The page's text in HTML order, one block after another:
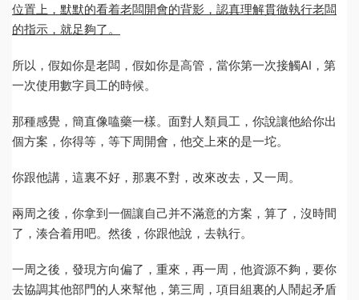
位置上，默默的看着老闆開會的背影，認真理解貫徹執行老闆
的指示，就足夠了。
所以，假如你是老闆，假如你是高管，當你第一次接觸AI，第
一次使用數字員工的時候。
那種感覺，簡直像嗑藥一樣。面對人類員工，你說讓他給你出
個方案，你得等，等下周開會，他交上來的是一坨。
你跟他講，這裏不好，那裏不對，改來改去，又一周。
兩周之後，你拿到一個讓自己并不滿意的方案，算了，沒時間
了，湊合着用吧。然後，你跟他說，去執行。
一周之後，發現方向偏了，重來，再一周，他資源不夠，要你
去協調其他部門的人來幫他，第三周，項目組裏的人鬧起矛盾